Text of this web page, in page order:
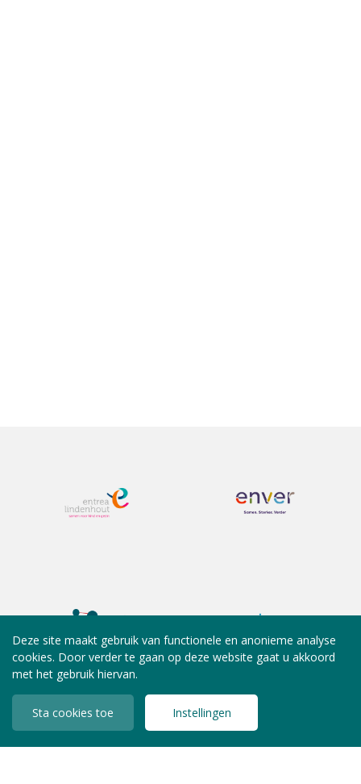
Deze site maakt gebruik van functionele en anonieme analyse
cookies. Door verder te gaan op deze website gaat u akkoord
met het gebruik hiervan.
Sta cookies toe Instellingen